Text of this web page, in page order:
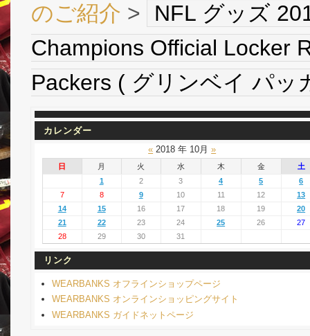
のご紹介 >
NFL グッズ
Champions Official Locker
Packers ( グリンベイ パッ
カレンダー
« 2018 年 10月»
日 月 火 水 木 金
土
1
2 3 4 5
6
7
8 9 10 11 12
13
14
15 16 17 18 19
20
21
22 23 24 25 26
27
28
29 30 31
リンク
WEARBANKS オフラインショップページ
WEARBANKS オンラインショッピングサイト
WEARBANKS ガイドネットページ